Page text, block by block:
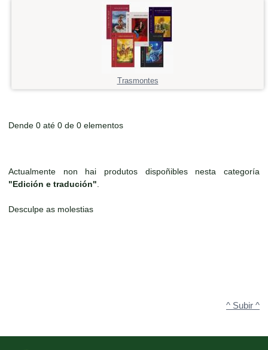
Trasmontes
Dende 0 até 0 de 0 elementos
Actualmente non hai produtos dispoñibles nesta categoría
"Edición e tradución"
Desculpe as molestias
^ Subir ^